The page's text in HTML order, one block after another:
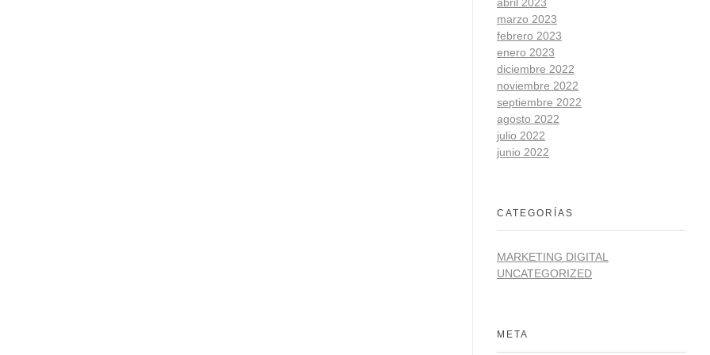
marzo 2023
febrero 2023
enero 2023
diciembre 2022
noviembre 2022
septiembre 2022
agosto 2022
julio 2022
junio 2022
CATEGORÍAS
MARKETING DIGITAL
UNCATEGORIZED
META